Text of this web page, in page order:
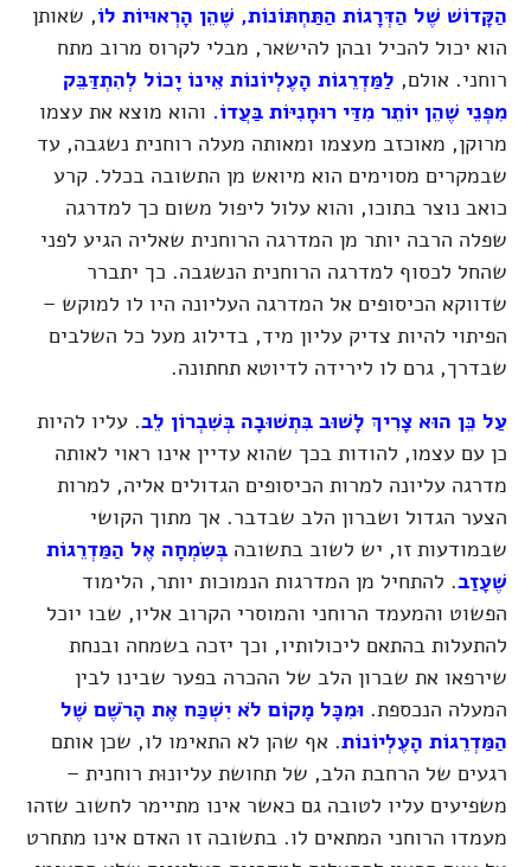
הַקָּדוֹשׁ שֶׁל הַדְּרָגוֹת הַתַּחְתּוֹנוֹת, שֶׁהֵן הָרְאוּיוֹת לוֹ , שאותן
הוא יכול להכיל ובהן להישאר, מבלי לקרוס מרוב מתח
רוחני. אולם,לַמַּדְרֵגוֹת הָעֶלְיוֹנוֹת אֵינוֹ יָכוֹל לְהִתְדַּבֵּק
מִפְּנֵי שֶׁהֵן יוֹתֵר מִדַּי רוּחָנִיּוֹת בַּעֲדוֹ.והוא מוצא את עצמו
מרוקן, מאוכזב מעצמו ומאותה מעלה רוחנית נשגבה, עד
שבמקרים מסוימים הוא מיואש מן התשובה בכלל. קרע
כואב נוצר בתוכו, והוא עלול ליפול משום כך למדרגה
שפלה הרבה יותר מן המדרגה הרוחנית שאליה הגיע לפני
שהחל לכסוף למדרגה הרוחנית הנשגבה. כך יתברר
שדווקא הכיסופים אל המדרגה העליונה היו לו למוקש –
הפיתוי להיות צדיק עליון מיד, בדילוג מעל כל השלבים
שבדרך, גרם לו לירידה לדיוטא תחתונה.
עַל כֵּן הוּא צָרִיךְ לָשׁוּב בִּתְשׁוּבָה בְּשִׁבְרוֹן לֵב. עליו להיות
כן עם עצמו, להודות בכך שהוא עדיין אינו ראוי לאותה
מדרגה עליונה למרות הכיסופים הגדולים אליה, למרות
הצער הגדול ושברון הלב שבדבר. אך מתוך הקושי
שבמודעות זו, יש לשוב בתשובהבְּשִׂמְחָה אֶל הַמַּדְרֵגוֹת
שֶׁעָזַב. להתחיל מן המדרגות הנמוכות יותר, הלימוד
הפשוט והמעמד הרוחני והמוסרי הקרוב אליו, שבו יוכל
להתעלות בהתאם ליכולותיו, וכך יזכה בשמחה ובנחת
שירפאו את שברון הלב של ההכרה בפער שבינו לבין
המעלה הנכספת.וּמִכָּל מָקוֹם לֹא יִשְׁכַּח אֶת הָרֹשֶׁם שֶׁל
הַמַּדְרֵגוֹת הָעֶלְיוֹנוֹת. אף שהן לא התאימו לו, שכן אותם
רגעים של הרחבת הלב, של תחושת עליונוּת רוחנית –
משפיעים עליו לטובה גם כאשר אינו מתיימר לחשוב שזהו
מעמדו הרוחני המתאים לו. בתשובה זו האדם אינו מתחרט